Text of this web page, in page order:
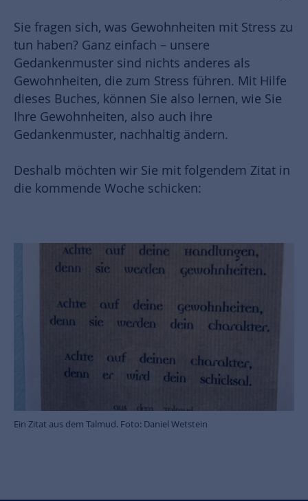
Ein Zitat aus dem Talmud. Foto: Daniel Wetstein
Sie fragen sich, was Gewohnheiten mit Stress zu
tun haben? Ganz einfach – unsere
Gedankenmuster sind nichts anderes als
Gewohnheiten, die zum Stress führen. Mit Hilfe
dieses Buches, können Sie also lernen, wie Sie
Ihre Gewohnheiten, also auch ihre
Gedankenmuster, nachhaltig ändern.
Deshalb möchten wir Sie mit folgendem Zitat in
die kommende Woche schicken: